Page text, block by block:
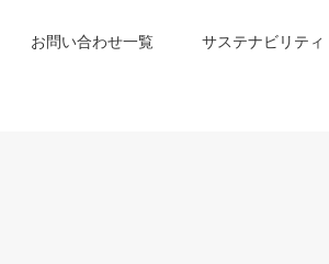
お問い合わせ一覧 サステナビリティ